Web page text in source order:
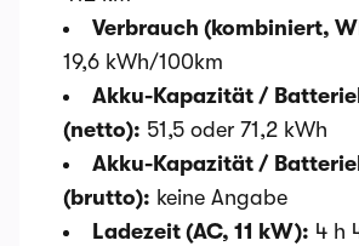
Verbrauch (kombiniert,
19,6 kWh/100km
Akku-Kapazität /
(netto): 51,5 oder 71,2 kWh
Akku-Kapazität /
(brutto): keine Angabe
Ladezeit (AC, 11 kW): 4 h